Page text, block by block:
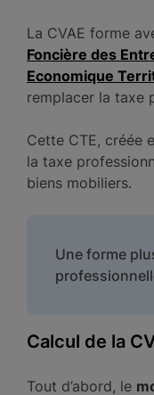
La CVAE forme
Foncière des
Economique
remplacer la taxe
Cette CTE, créée
la taxe
biens mobiliers.
Une forme
Calcul de la
Tout d’abord, le